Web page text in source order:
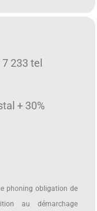
233 tel
+ 30%
phoning obligation de
au démarchage